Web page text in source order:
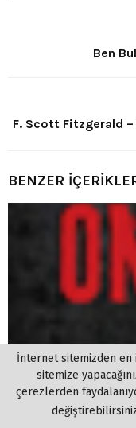
Ben
F. Scott Fitzgerald –
BENZER
İnternet sitemizden
sitemize
çerezlerden